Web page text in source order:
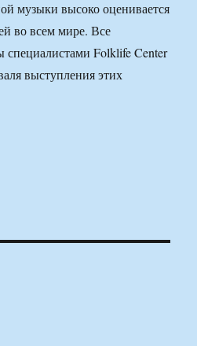
музыки высоко оценивается
во всем мире. Все
Folklife Center
выступления этих